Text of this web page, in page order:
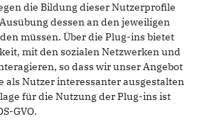
die Bildung dieser Nutzerprofile
dessen an den jeweiligen
müssen. Über die Plug-ins bietet
mit den sozialen Netzwerken und
so dass wir unser Angebot
als Nutzer interessanter ausgestalten
für die Nutzung der Plug-ins ist
GVO.